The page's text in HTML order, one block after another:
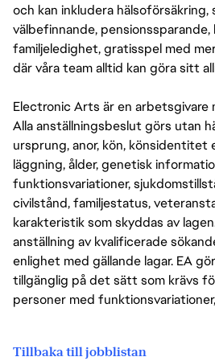
och kan inkludera
välbefinnande,
familjeledighet, gratisspel med
där våra team alltid kan göra sitt
Electronic Arts är en arbetsgivare
Alla anställningsbeslut görs utan
ursprung, anor, kön, könsidentitet
läggning, ålder, genetisk
funktionsvariationer,
civilstånd, familjestatus,
karakteristik som skyddas av
anställning av kvalificerade
enlighet med gällande lagar. EA
tillgänglig på det sätt som krävs
personer med
Tillbaka till jobblistan